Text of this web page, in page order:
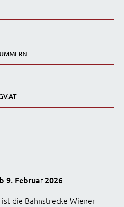
9. Februar 2026
die Bahnstrecke Wiener